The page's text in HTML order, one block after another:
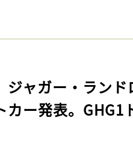
ジャガー・ラン
カー発表。GHG1